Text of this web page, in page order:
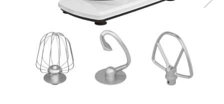
Accesorii Piese Cuptoare
Microunde
Accesorii Piese Aparate Cosmetice
Accesorii Piese Masini Spalat Vase
Accesorii Piese Masini Spalat Rufe